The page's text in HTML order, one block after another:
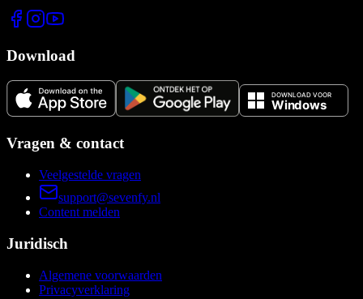
Download
Vragen & contact
Veelgestelde vragen
support@sevenfy.nl
Content melden
Juridisch
Algemene voorwaarden
Privacyverklaring